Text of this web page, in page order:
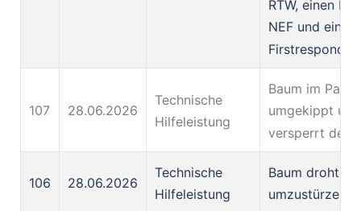
RTW, einen
NEF und ein
107 28.06.2026
Technische
Hilfeleistung
Baum im Park
umgekippt und
versperrt den
106 28.06.2026
Technische
Hilfeleistung
Baum droht
umzustürzen